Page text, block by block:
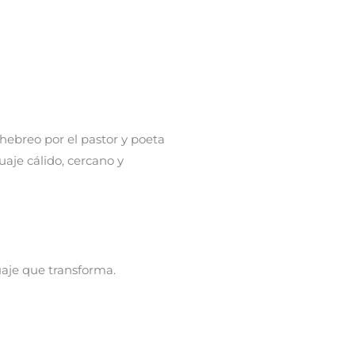
por el pastor y poeta
cálido, cercano y
que transforma.